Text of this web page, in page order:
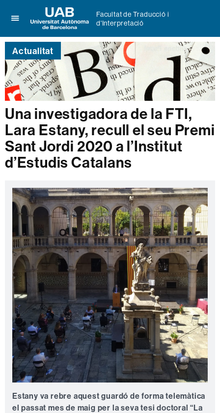
per
desplegar
el
menú
de
Facultat
de
Traducció
d'Interpretació
Universitat
Autònoma
de
Barcelona
Facultat de Traducció i
d'Interpretació
Actualitat
Una investigadora de la FTI,
Lara Estany, recull el seu Premi
Sant Jordi 2020 a l’Institut
d’Estudis Catalans
Estany va rebre aquest guardó de forma telemàtica
el passat mes de maig per la seva tesi doctoral “La